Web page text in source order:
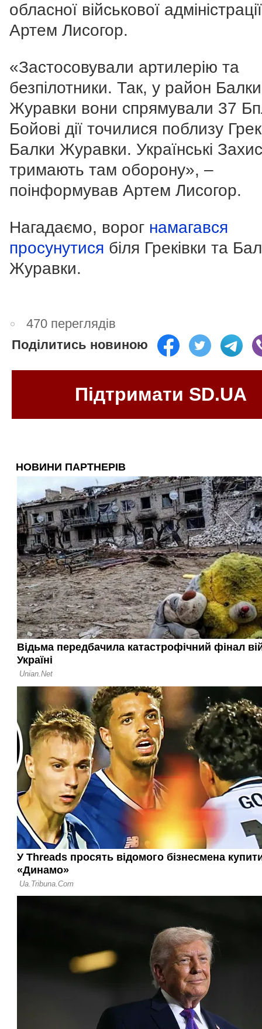
обласної військової адміністрації
Артем Лисогор.
«Застосовували артилерію та
безпілотники. Так, у район Балки
Журавки вони спрямували 37
Бойові дії точилися поблизу
Балки Журавки. Українські
тримають там оборону», –
поінформував Артем Лисогор.
Нагадаємо, ворог намагався
просунутися біля Греківки та
Журавки.
470 переглядів
Поділитись новиною
Підтримати SD.UA